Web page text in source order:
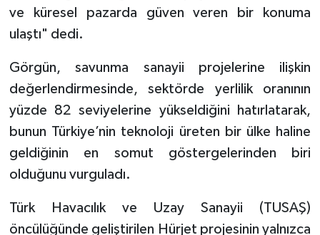
ve küresel pazarda güven veren bir konuma
ulaştı" dedi.
Görgün, savunma sanayii projelerine ilişkin
değerlendirmesinde, sektörde yerlilik oranının
yüzde 82 seviyelerine yükseldiğini hatırlatarak,
bunun Türkiye’nin teknoloji üreten bir ülke haline
geldiğinin en somut göstergelerinden biri
olduğunu vurguladı.
Türk Havacılık ve Uzay Sanayii (TUSAŞ)
öncülüğünde geliştirilen Hürjet projesinin yalnızca